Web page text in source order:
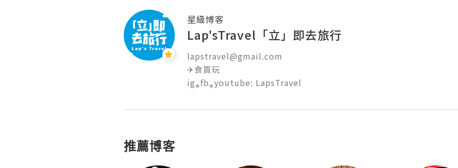
星級博客
Lap'sTravel「立」即去旅行
lapstravel@gmail.com
✈食買玩
ig⁎fb⁎youtube: LapsTravel
推薦博客